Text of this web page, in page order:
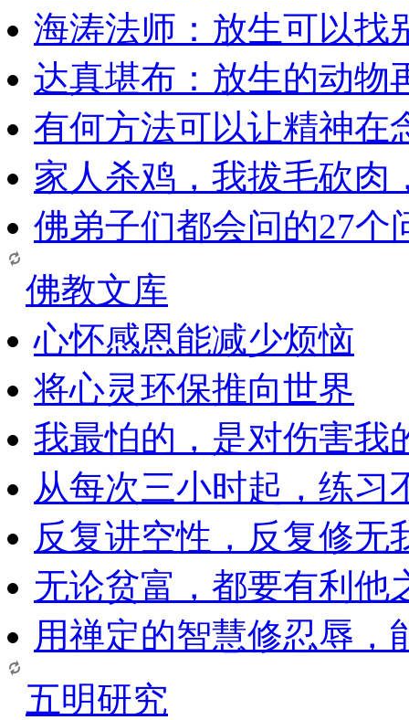
海涛法师：放生可以找
达真堪布：放生的动物
有何方法可以让精神在
家人杀鸡，我拔毛砍肉
佛弟子们都会问的27个
佛教文库
心怀感恩能减少烦恼
将心灵环保推向世界
我最怕的，是对伤害我
从每次三小时起，练习
反复讲空性，反复修无
无论贫富，都要有利他
用禅定的智慧修忍辱，
五明研究